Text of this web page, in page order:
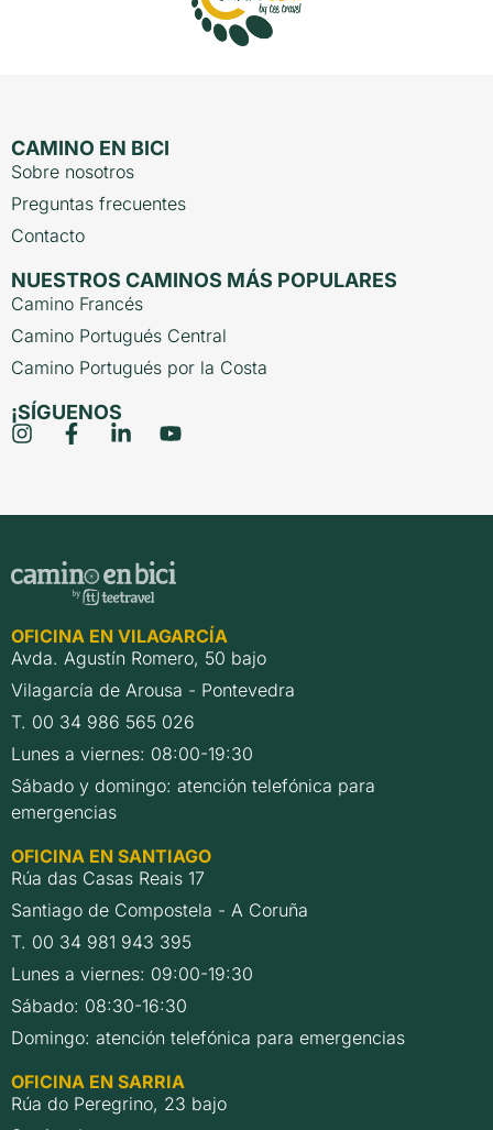
CAMINO EN BICI
Sobre nosotros
Preguntas frecuentes
Contacto
NUESTROS CAMINOS MÁS POPULARES
Camino Francés
Camino Portugués Central
Camino Portugués por la Costa
¡SÍGUENOS
OFICINA EN VILAGARCÍA
Avda. Agustín Romero, 50 bajo
Vilagarcía de Arousa - Pontevedra
T. 00 34 986 565 026
Lunes a viernes: 08:00-19:30
Sábado y domingo: atención telefónica para
emergencias
OFICINA EN SANTIAGO
Rúa das Casas Reais 17
Santiago de Compostela - A Coruña
T. 00 34 981 943 395
Lunes a viernes: 09:00-19:30
Sábado: 08:30-16:30
Domingo: atención telefónica para emergencias
OFICINA EN SARRIA
Rúa do Peregrino, 23 bajo